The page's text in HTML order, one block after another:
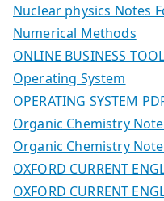
Nuclear physics Notes
Numerical Methods
ONLINE BUSINESS TOOL
Operating System
OPERATING SYSTEM
Organic Chemistry
Organic Chemistry
OXFORD CURRENT
OXFORD CURRENT